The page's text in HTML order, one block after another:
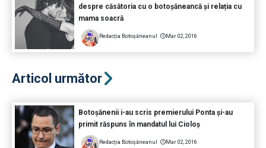
despre căsătoria cu o botoșăneancă și relația cu
mama soacră
Redacția Botoșăneanul Mar 02, 2016
Articol următor
Botoșănenii i-au scris premierului Ponta și-au
primit răspuns în mandatul lui Cioloș
Redacția Botoșăneanul Mar 02, 2016